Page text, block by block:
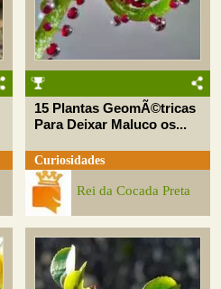
15 Plantas GeomÃ©tricas
Para Deixar Maluco os...
Curiosidades
Rei da Cocada Preta